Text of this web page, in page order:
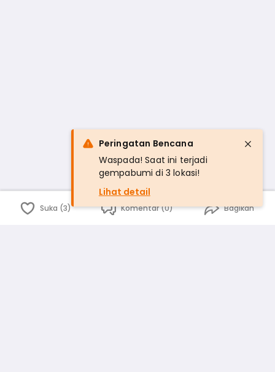
Suka (3) Komentar (0) Bagikan
Peringatan Bencana
Waspada! Saat ini terjadi
gempabumi di 3 lokasi!
Lihat detail